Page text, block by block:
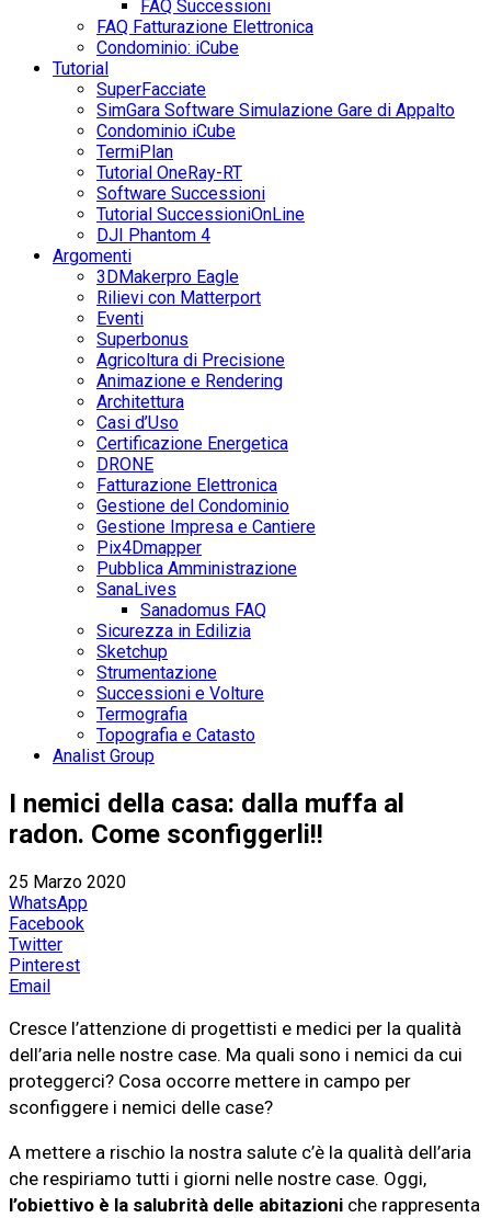
FAQ Successioni
FAQ Fatturazione Elettronica
Condominio: iCube
Tutorial
SuperFacciate
SimGara Software Simulazione Gare di Appalto
Condominio iCube
TermiPlan
Tutorial OneRay-RT
Software Successioni
Tutorial SuccessioniOnLine
DJI Phantom 4
Argomenti
3DMakerpro Eagle
Rilievi con Matterport
Eventi
Superbonus
Agricoltura di Precisione
Animazione e Rendering
Architettura
Casi d’Uso
Certificazione Energetica
DRONE
Fatturazione Elettronica
Gestione del Condominio
Gestione Impresa e Cantiere
Pix4Dmapper
Pubblica Amministrazione
SanaLives
Sanadomus FAQ
Sicurezza in Edilizia
Sketchup
Strumentazione
Successioni e Volture
Termografia
Topografia e Catasto
Analist Group
I nemici della casa: dalla muffa al
radon. Come sconfiggerli!!
25 Marzo 2020
WhatsApp
Facebook
Twitter
Pinterest
Email
Cresce l’attenzione di progettisti e medici per la qualità
dell’aria nelle nostre case. Ma quali sono i nemici da cui
proteggerci? Cosa occorre mettere in campo per
sconfiggere i nemici delle case?
A mettere a rischio la nostra salute c’è la qualità dell’aria
che respiriamo tutti i giorni nelle nostre case. Oggi,
l’obiettivo è la salubrità delle abitazioni che rappresenta